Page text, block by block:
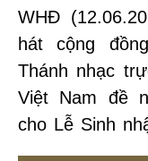
WHĐ
hát cộng
Thánh nhạc
Việt Nam đề
cho Lễ Sinh